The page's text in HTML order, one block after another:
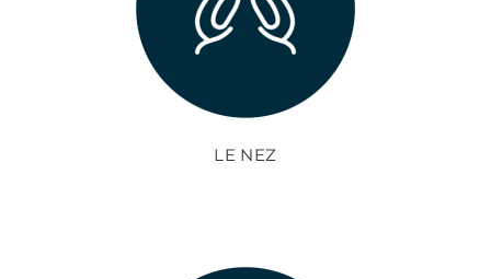
LE NEZ